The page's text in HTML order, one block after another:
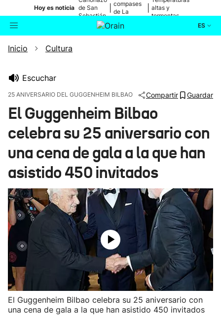
Hoy es noticia de San
Sebastián
compases
de La
altas y
tormentas
ES
Buscador
Ikusmiran
Eguraldia
Inicio Cultura
Escuchar
25 ANIVERSARIO DEL GUGGENHEIM BILBAO Compartir Guardar
El Guggenheim Bilbao
celebra su 25 aniversario con
una cena de gala a la que han
asistido 450 invitados
El Guggenheim Bilbao celebra su 25 aniversario con
una cena de gala a la que han asistido 450 invitados